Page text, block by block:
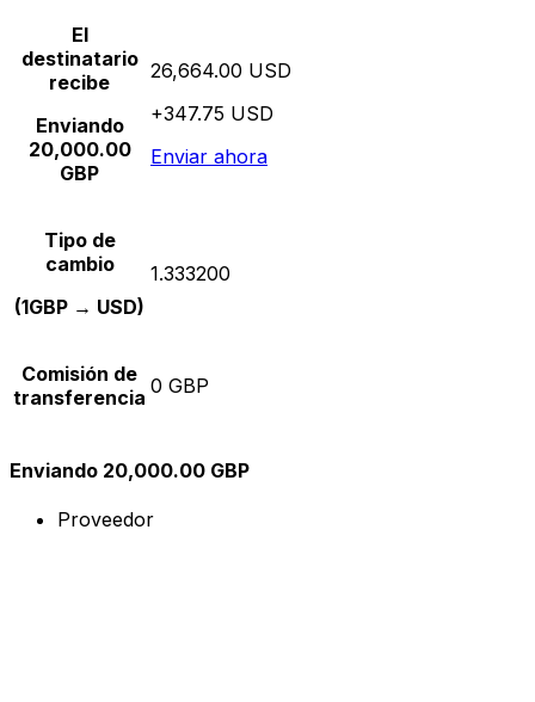
El
destinatario
recibe
Enviando
20,000.00
GBP
26,664.00 USD
+347.75 USD
Enviar ahora
Tipo de
cambio
(1GBP → USD)
1.333200
Comisión de
transferencia 0 GBP
Enviando 20,000.00 GBP
Proveedor